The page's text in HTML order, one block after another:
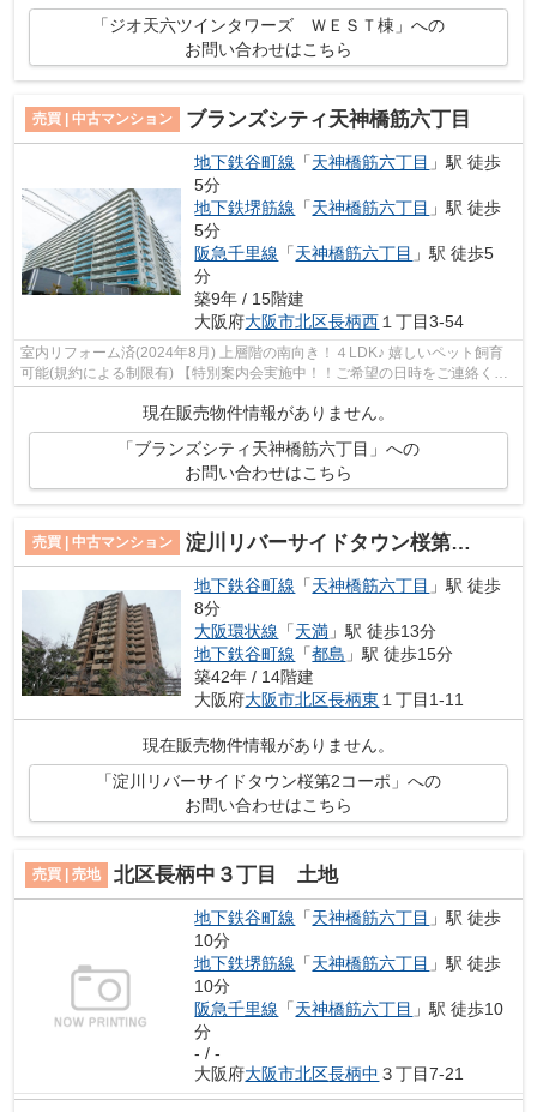
「ジオ天六ツインタワーズ ＷＥＳＴ棟」への
お問い合わせはこちら
売買 | 中古マンション ブランズシティ天神橋筋六丁目
地下鉄谷町線 「天神橋筋六丁目 」駅 徒歩
5分
地下鉄堺筋線 「天神橋筋六丁目 」駅 徒歩
5分
阪急千里線 「天神橋筋六丁目 」駅 徒歩5
分
築9年 / 15階建
大阪府大阪市北区長柄西 １丁目3-54
室内リフォーム済(2024年8月) 上層階の南向き！４LDK♪ 嬉しいペット飼育
可能(規約による制限有) 【特別案内会実施中！！ご希望の日時をご連絡くだ
現在販売物件情報がありません。
「ブランズシティ天神橋筋六丁目」への
お問い合わせはこちら
売買 | 中古マンション 淀川リバーサイドタウン桜第2コーポ
地下鉄谷町線 「天神橋筋六丁目 」駅 徒歩
8分
大阪環状線 「天満 」駅 徒歩13分
地下鉄谷町線 「都島 」駅 徒歩15分
築42年 / 14階建
大阪府大阪市北区長柄東 １丁目1-11
現在販売物件情報がありません。
「淀川リバーサイドタウン桜第2コーポ」への
お問い合わせはこちら
売買 | 売地 北区長柄中３丁目 土地
地下鉄谷町線 「天神橋筋六丁目 」駅 徒歩
10分
地下鉄堺筋線 「天神橋筋六丁目 」駅 徒歩
10分
阪急千里線 「天神橋筋六丁目 」駅 徒歩10
分
- / -
大阪府大阪市北区長柄中 ３丁目7-21